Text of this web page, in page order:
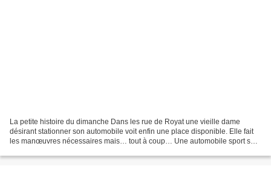
La petite histoire du dimanche Dans les rue de Royat une vieille dame
désirant stationner son automobile voit enfin une place disponible. Elle fait
les manœuvres nécessaires mais… tout à coup… Une automobile sport se